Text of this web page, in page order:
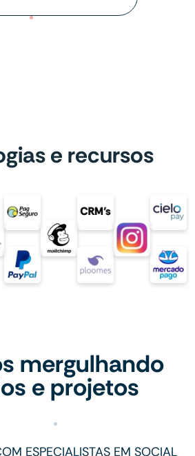
e recursos
mergulhando
e projetos
ESPECIALISTAS EM SOCIAL